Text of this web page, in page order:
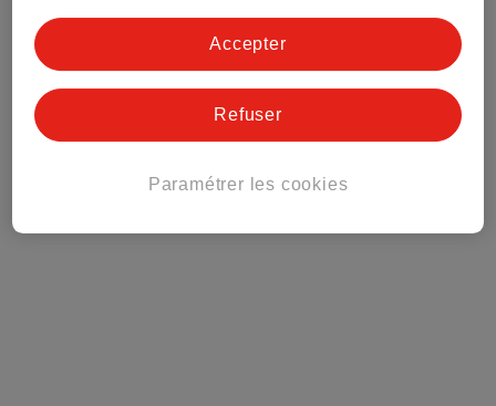
Service Clientèle
Tout sur Kruidvat
Paramétrer les cookies
Refuser
Accepter